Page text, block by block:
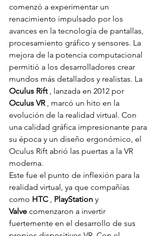
comenzó a experimentar un
renacimiento impulsado por los
avances en la tecnología de pantallas,
procesamiento gráfico y sensores. La
mejora de la potencia computacional
permitió a los desarrolladores crear
mundos más detallados y realistas. La
Oculus Rift , lanzada en 2012 por
Oculus VR , marcó un hito en la
evolución de la realidad virtual. Con
una calidad gráfica impresionante para
su época y un diseño ergonómico, el
Oculus Rift abrió las puertas a la VR
moderna.
Este fue el punto de inflexión para la
realidad virtual, ya que compañías
como HTC , PlayStation y
Valve comenzaron a invertir
fuertemente en el desarrollo de sus